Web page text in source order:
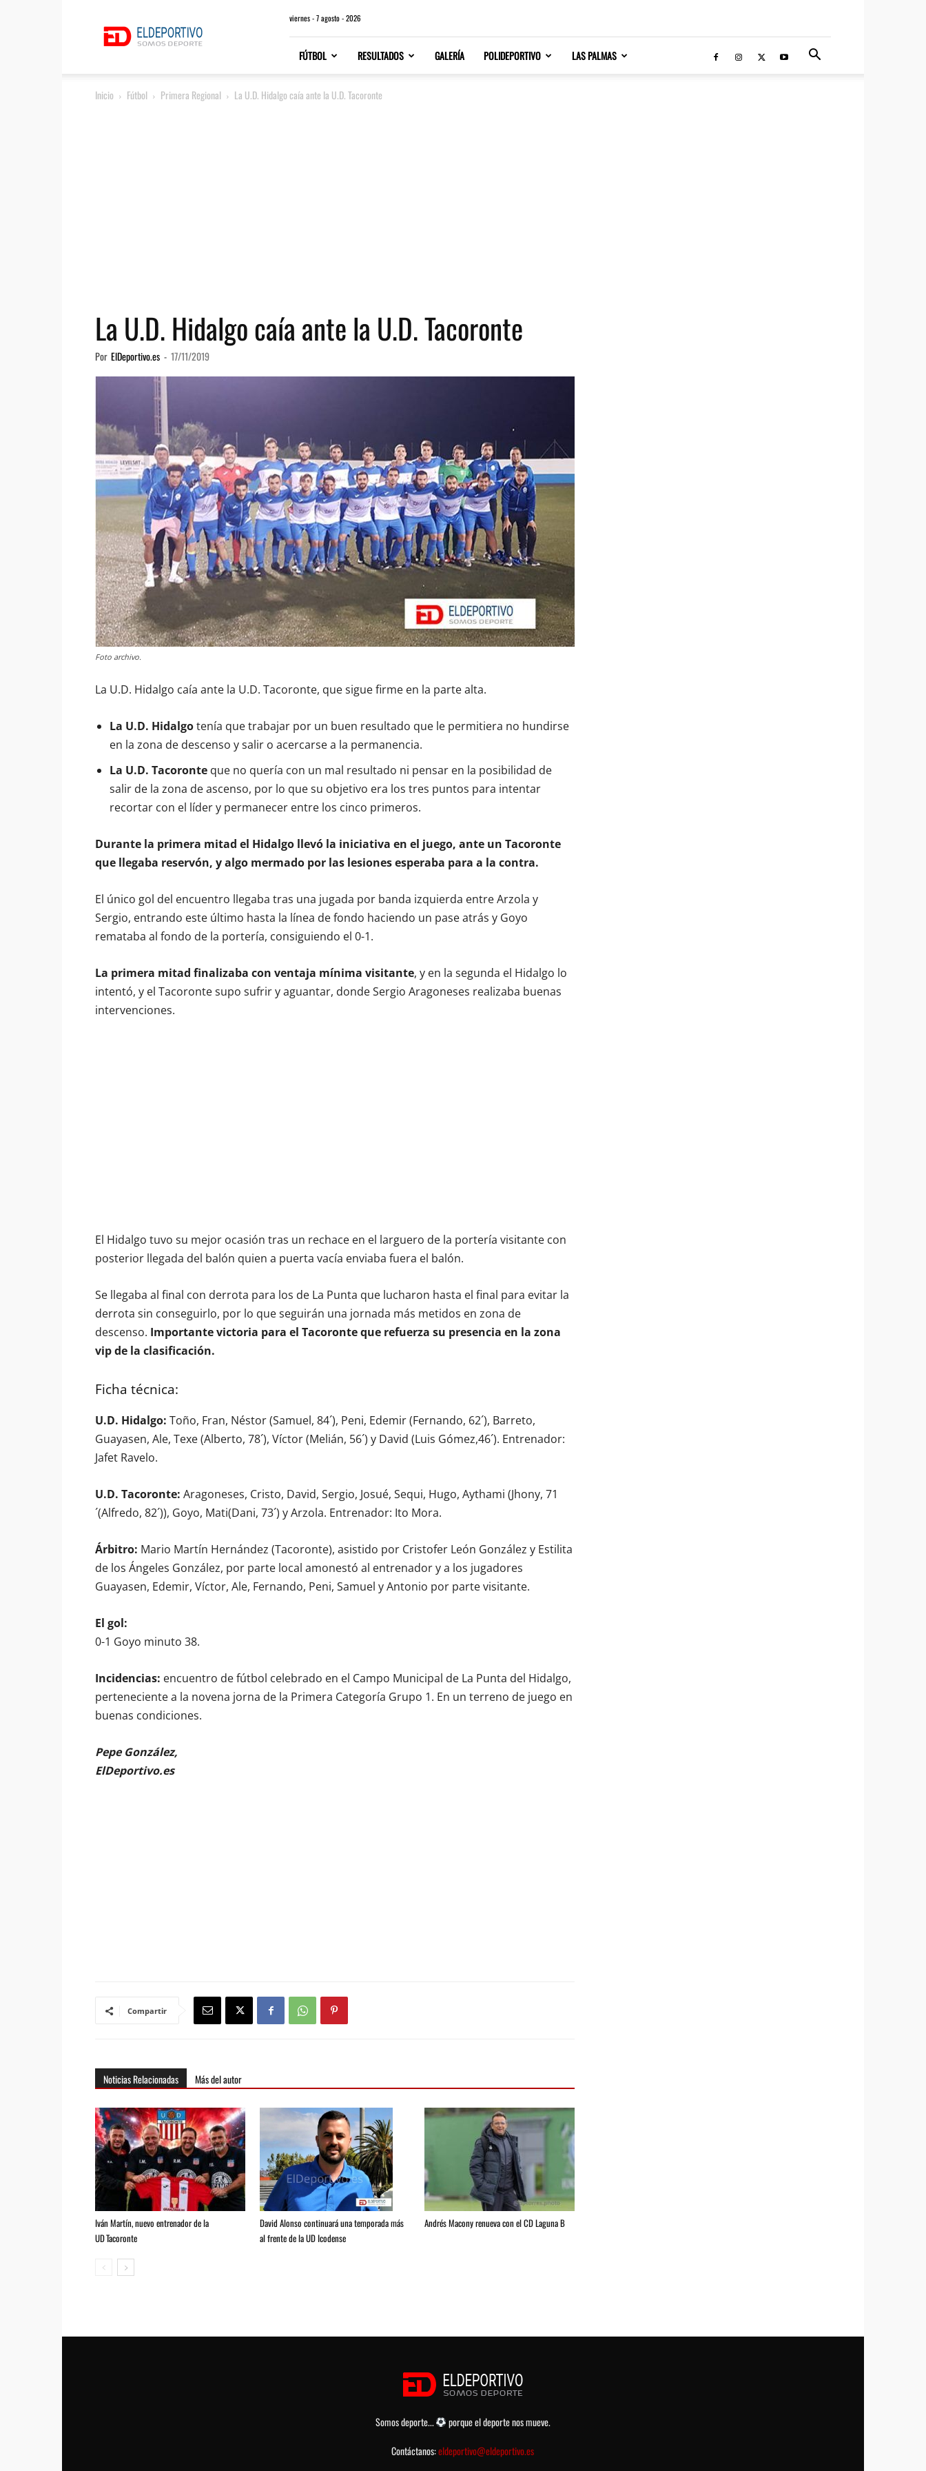
viernes - 7 agosto - 2026
FÚTBOL RESULTADOS GALERÍA POLIDEPORTIVO LAS PALMAS
Inicio Fútbol Primera Regional La U.D. Hidalgo caía ante la U.D. Tacoronte
La U.D. Hidalgo caía ante la U.D. Tacoronte
Por ElDeportivo.es - 17/11/2019
Foto archivo.
La U.D. Hidalgo caía ante la U.D. Tacoronte, que sigue firme en la parte alta.
La U.D. Hidalgotenía que trabajar por un buen resultado que le permitiera no hundirse
en la zona de descenso y salir o acercarse a la permanencia.
La U.D. Tacoronte que no quería con un mal resultado ni pensar en la posibilidad de
salir de la zona de ascenso, por lo que su objetivo era los tres puntos para intentar
recortar con el líder y permanecer entre los cinco primeros.
Durante la primera mitad el Hidalgo llevó la iniciativa en el juego, ante un Tacoronte
que llegaba reservón, y algo mermado por las lesiones esperaba para a la contra.
El único gol del encuentro llegaba tras una jugada por banda izquierda entre Arzola y
Sergio, entrando este último hasta la línea de fondo haciendo un pase atrás y Goyo
remataba al fondo de la portería, consiguiendo el 0-1.
La primera mitad finalizaba con ventaja mínima visitante, y en la segunda el Hidalgo lo
intentó, y el Tacoronte supo sufrir y aguantar, donde Sergio Aragoneses realizaba buenas
intervenciones.
El Hidalgo tuvo su mejor ocasión tras un rechace en el larguero de la portería visitante con
posterior llegada del balón quien a puerta vacía enviaba fuera el balón.
Se llegaba al final con derrota para los de La Punta que lucharon hasta el final para evitar la
derrota sin conseguirlo, por lo que seguirán una jornada más metidos en zona de
descenso. Importante victoria para el Tacoronte que refuerza su presencia en la zona
vip de la clasificación.
Ficha técnica:
U.D. Hidalgo: Toño, Fran, Néstor (Samuel, 84´), Peni, Edemir (Fernando, 62´), Barreto,
Guayasen, Ale, Texe (Alberto, 78´), Víctor (Melián, 56´) y David (Luis Gómez,46´). Entrenador:
Jafet Ravelo.
U.D. Tacoronte: Aragoneses, Cristo, David, Sergio, Josué, Sequi, Hugo, Aythami (Jhony, 71
´(Alfredo, 82´)), Goyo, Mati(Dani, 73´) y Arzola. Entrenador: Ito Mora.
Árbitro: Mario Martín Hernández (Tacoronte), asistido por Cristofer León González y Estilita
de los Ángeles González, por parte local amonestó al entrenador y a los jugadores
Guayasen, Edemir, Víctor, Ale, Fernando, Peni, Samuel y Antonio por parte visitante.
El gol:
0-1 Goyo minuto 38.
Incidencias: encuentro de fútbol celebrado en el Campo Municipal de La Punta del Hidalgo,
perteneciente a la novena jorna de la Primera Categoría Grupo 1. En un terreno de juego en
buenas condiciones.
Pepe González,
ElDeportivo.es
Compartir
Noticias Relacionadas Más del autor
Iván Martín, nuevo entrenador de la
UD Tacoronte
David Alonso continuará una temporada más
al frente de la UD Icodense
Andrés Macony renueva con el CD Laguna B
Somos deporte...
porque el deporte nos mueve.
Contáctanos:eldeportivo@eldeportivo.es